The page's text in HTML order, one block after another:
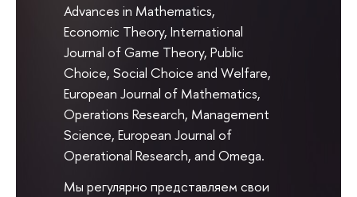
Advances in Mathematics,
Economic Theory, International
Journal of Game Theory, Public
Choice, Social Choice and Welfare,
European Journal of Mathematics,
Operations Research, Management
Science, European Journal of
Operational Research, and Omega.
Мы регулярно представляем свои